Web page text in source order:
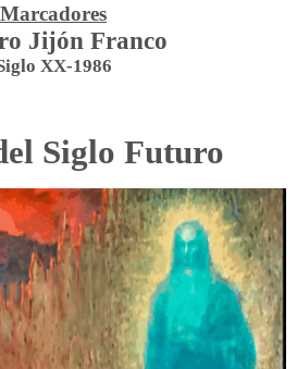
Marcadores
Jijón Franco
XX-1986
Siglo Futuro